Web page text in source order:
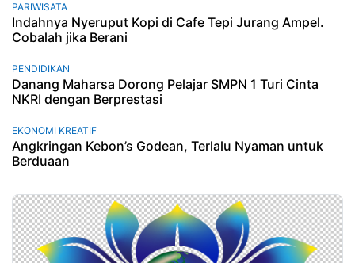
PARIWISATA
Indahnya Nyeruput Kopi di Cafe Tepi Jurang Ampel.
Cobalah jika Berani
PENDIDIKAN
Danang Maharsa Dorong Pelajar SMPN 1 Turi Cinta
NKRI dengan Berprestasi
EKONOMI KREATIF
Angkringan Kebon’s Godean, Terlalu Nyaman untuk
Berduaan